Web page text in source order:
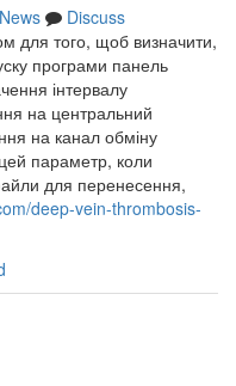
News
Discuss
для того, щоб визначити,
програми панель
інтервалу
на центральний
на канал обміну
параметр, коли
для перенесення,
deep-vein-thrombosis-